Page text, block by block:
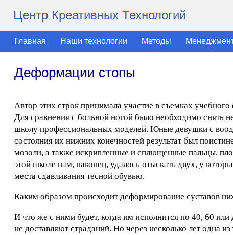
Центр Креативных Технологий
Главная Наши технологии Методы
Деформации стопы
Автор этих строк принимала участие в съемках
Для сравнения с больной ногой было необходимо снять
школу профессиональных моделей. Юные девушки с
состояния их нижних конечностей результат был
мозоли, а также искривленные и сплющенные пальцы,
этой школе нам, наконец, удалось отыскать двух, у
места сдавливания тесной обувью.
Каким образом происходит деформирование суставов
И что же с ними будет, когда им исполнится по 40, 60
не доставляют страданий. Но через несколько лет одна